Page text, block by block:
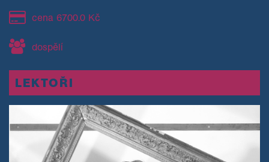
cena 6700.0 Kč
dospělí
LEKTOŘI